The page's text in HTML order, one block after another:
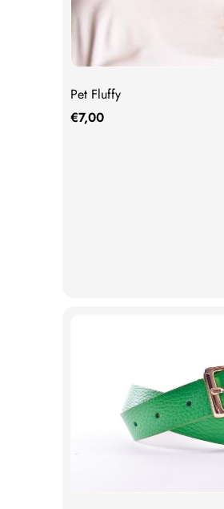
Pet Fluffy
€7,00